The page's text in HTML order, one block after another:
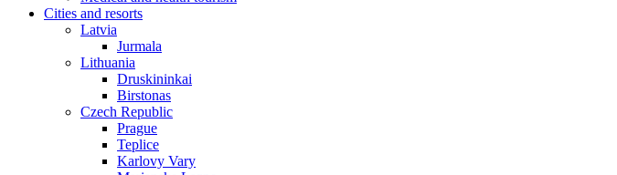
Cities and resorts
Latvia
Jurmala
Lithuania
Druskininkai
Birstonas
Czech Republic
Prague
Teplice
Karlovy Vary